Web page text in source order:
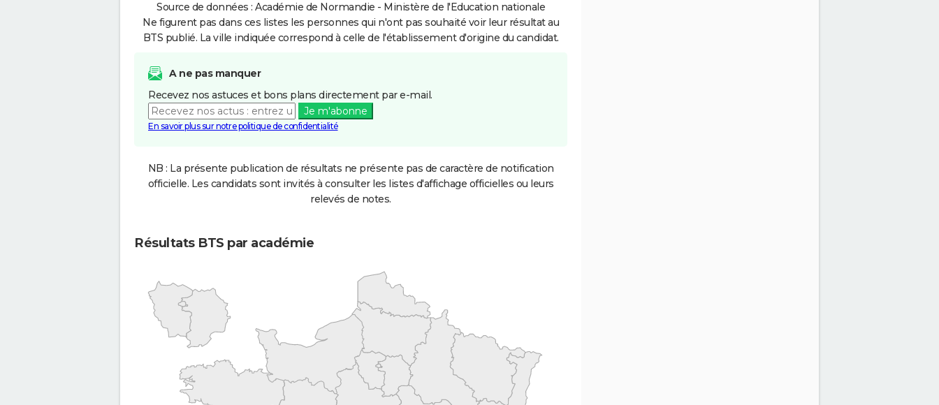
Source de données : Académie de Normandie - Ministère de l'Education nationale
Ne figurent pas dans ces listes les personnes qui n'ont pas souhaité voir leur résultat au
BTS publié. La ville indiquée correspond à celle de l'établissement d'origine du candidat.
A ne pas manquer
Recevez nos astuces et bons plans directement par e-mail.
Je m'abonne
En savoir plus sur notre politique de confidentialité
NB : La présente publication de résultats ne présente pas de caractère de notification
officielle. Les candidats sont invités à consulter les listes d'affichage officielles ou leurs
relevés de notes.
Résultats BTS par académie